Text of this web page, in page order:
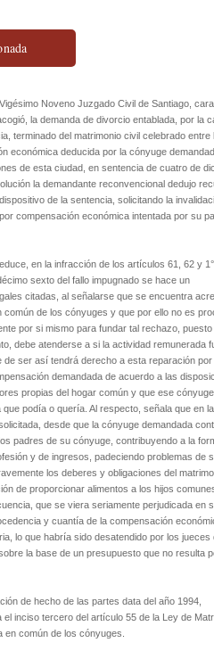
Noveno Juzgado Civil de Santiago,
la demanda de divorcio entablada, por la
terminado del matrimonio civil celebrado entre
económica deducida por la cónyuge
de esta ciudad, en sentencia de cuatro de
la demandante reconvencional dedujo
de la sentencia, solicitando la
compensación económica intentada por su
en la infracción de los artículos 61, 62 y 1°
sexto del fallo impugnado se hace un
citadas, al señalarse que se encuentra
de los cónyuges y que por ello no es
por si mismo para fundar tal rechazo, puesto
debe atenderse a si la actividad remunerada
ser así tendrá derecho a esta reparación por
demandada de acuerdo a las
propias del hogar común y que ese
podía o quería. Al respecto, señala que en la
desde que la cónyuge demandada
padres de su cónyuge, contribuyendo a la
y de ingresos, padeciendo problemas de
los deberes y obligaciones del
de proporcionar alimentos a los hijos
que se viera seriamente perjudicada en
y cuantía de la compensación
lo que habría sido desatendido por los jueces
la base de un presupuesto que no resulta
de hecho de las partes data del año 1994,
inciso tercero del artículo 55 de la Ley de
común de los cónyuges.